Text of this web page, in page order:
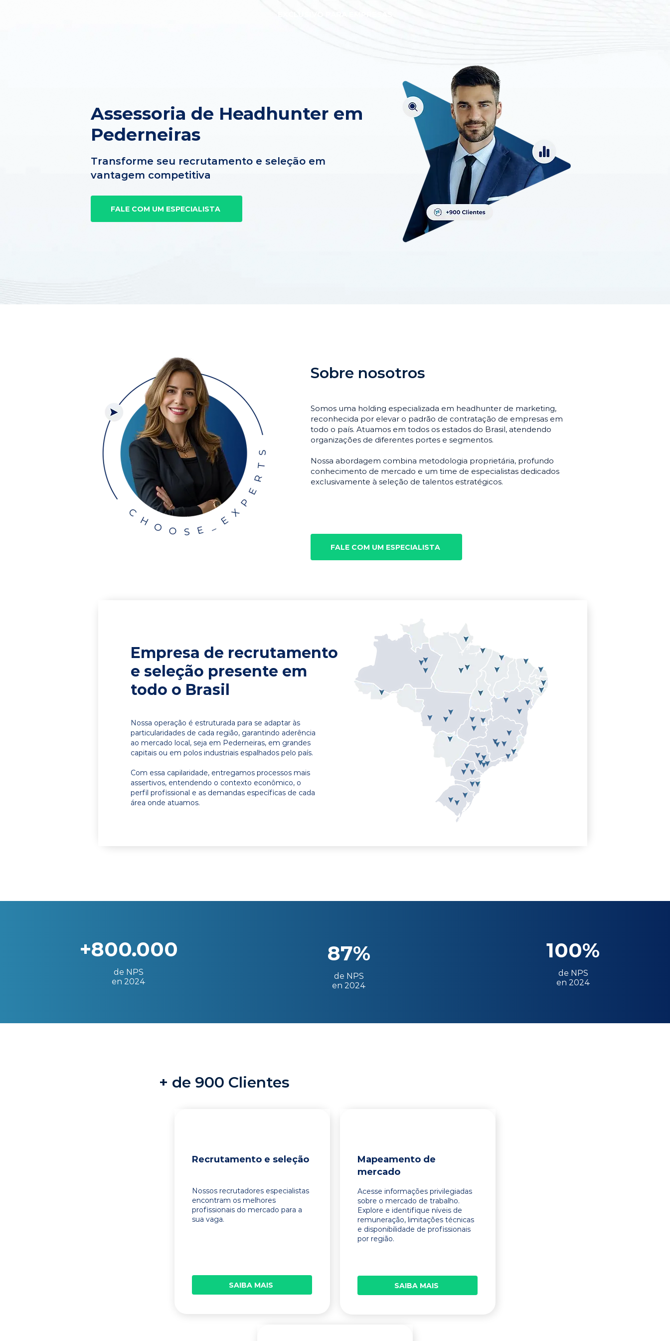
Assessoria de Headhunter em
Pederneiras
Transforme seu recrutamento e seleção em
vantagem competitiva
FALE COM UM ESPECIALISTA
Sobre nosotros
Somos uma holding especializada em headhunter de marketing,
reconhecida por elevar o padrão de contratação de empresas em
todo o país. Atuamos em todos os estados do Brasil, atendendo
organizações de diferentes portes e segmentos.
Nossa abordagem combina metodologia proprietária, profundo
conhecimento de mercado e um time de especialistas dedicados
exclusivamente à seleção de talentos estratégicos.
FALE COM UM ESPECIALISTA
Empresa de recrutamento
e seleção presente em
todo o Brasil
Nossa operação é estruturada para se adaptar às
particularidades de cada região, garantindo aderência
ao mercado local, seja em Pederneiras, em grandes
capitais ou em polos industriais espalhados pelo país.
Com essa capilaridade, entregamos processos mais
assertivos, entendendo o contexto econômico, o
perfil profissional e as demandas específicas de cada
área onde atuamos.
+800.000
de NPS
en 2024
87%
de NPS
en 2024
100%
de NPS
en 2024
+ de 900 Clientes
Recrutamento e seleção
Nossos recrutadores especialistas
encontram os melhores
profissionais do mercado para a
sua vaga.
SAIBA MAIS
Mapeamento de
mercado
Acesse informações privilegiadas
sobre o mercado de trabalho.
Explore e identifique níveis de
remuneração, limitações técnicas
e disponibilidade de profissionais
por região.
SAIBA MAIS